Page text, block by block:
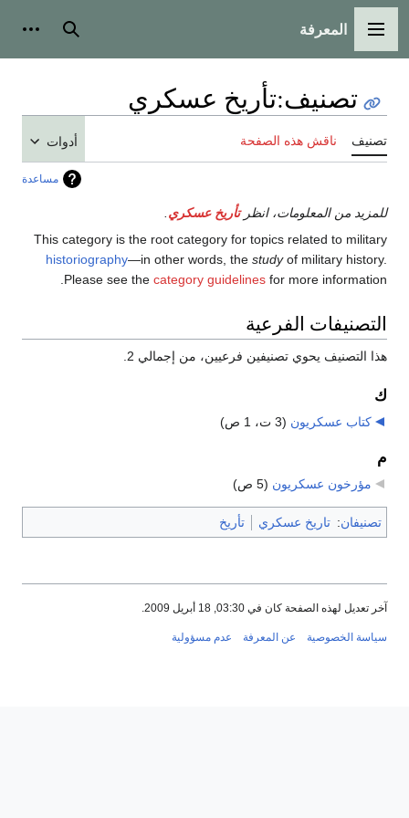
القائمة الرئيسية
المعرفة بحث
تصنيف:تأريخ عسكري
تصنيف ناقش هذه الصفحة أدوات
مساعدة
للمزيد من المعلومات، انظرتأريخ عسكري
This category is the root category for topics related to military
historiography—in other words, the studyof military history.
Please see the category guidelines for more information.
التصنيفات الفرعية
هذا التصنيف يحوي تصنيفين فرعيين، من إجمالي 2.
ك
كتاب عسكريون (3 ت، 1 ص)
م
مؤرخون عسكريون (5 ص)
تصنيفان: تاريخ عسكري تأريخ
آخر تعديل لهذه الصفحة كان في 03:30, 18 أبريل 2009.
سياسة الخصوصية عن المعرفة عدم مسؤولية